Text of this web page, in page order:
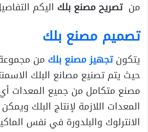
منتصريح مصنع بلك اليكم
تصميم مصنع بلك
يتكونتجهيز مصنع بلك من
حيث يتم تصنيع مصانع البلك
مصنع متكامل من جميع المعدات
المعدات اللازمة لإنتاج البلك
الانترلوك والبلدورة في نفس